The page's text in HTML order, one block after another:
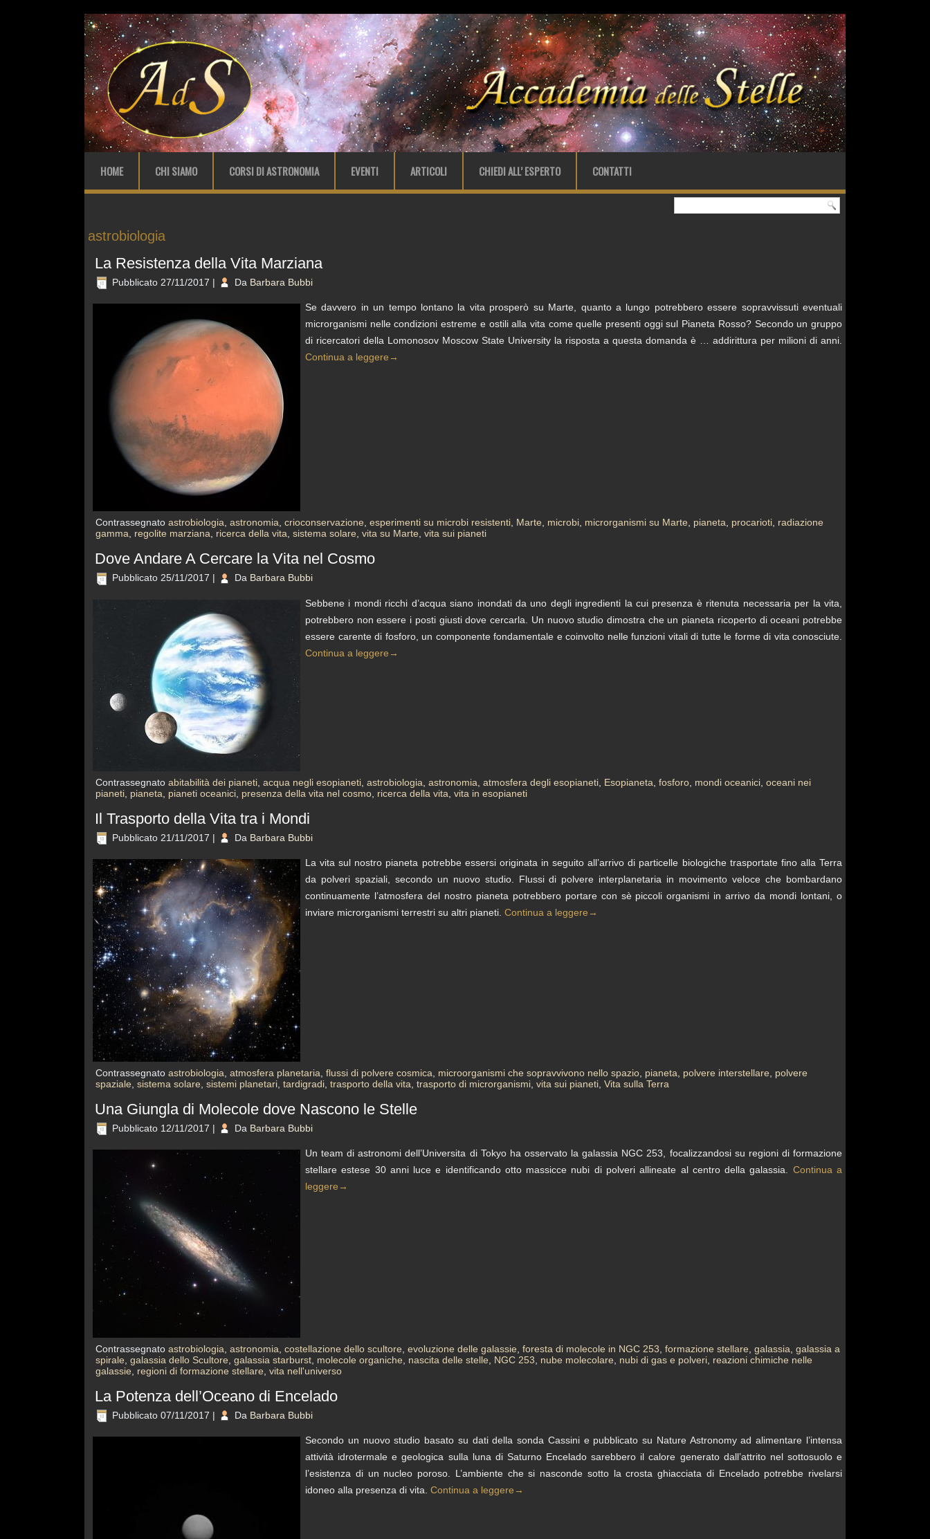
HOME CHI SIAMO CORSI DI ASTRONOMIA EVENTI ARTICOLI CHIEDI ALL’ ESPERTO CONTATTI
astrobiologia
La Resistenza della Vita Marziana
Pubblicato 27/11/2017 | Da Barbara Bubbi
Se davvero in un tempo lontano la vita prosperò su Marte, quanto a lungo potrebbero essere sopravvissuti eventuali
microrganismi nelle condizioni estreme e ostili alla vita come quelle presenti oggi sul Pianeta Rosso? Secondo un gruppo
di ricercatori della Lomonosov Moscow State University la risposta a questa domanda è … addirittura per milioni di anni.
Continua a leggere →
Contrassegnato astrobiologia, astronomia, crioconservazione, esperimenti su microbi resistenti, Marte, microbi, microrganismi su Marte, pianeta, procarioti, radiazione
gamma, regolite marziana, ricerca della vita, sistema solare, vita su Marte, vita sui pianeti
Dove Andare A Cercare la Vita nel Cosmo
Pubblicato 25/11/2017 | Da Barbara Bubbi
Sebbene i mondi ricchi d’acqua siano inondati da uno degli ingredienti la cui presenza è ritenuta necessaria per la vita,
potrebbero non essere i posti giusti dove cercarla. Un nuovo studio dimostra che un pianeta ricoperto di oceani potrebbe
essere carente di fosforo, un componente fondamentale e coinvolto nelle funzioni vitali di tutte le forme di vita conosciute.
Continua a leggere →
Contrassegnato abitabilità dei pianeti acqua negli esopianeti astrobiologia astronomia atmosfera degli esopianeti Esopianeta fosforo mondi oceanici oceani nei
pianeti pianeta pianeti oceanici presenza della vita nel cosmo ricerca della vita vita in esopianeti
Il Trasporto della Vita tra i Mondi
Pubblicato 21/11/2017 | Da Barbara Bubbi
La vita sul nostro pianeta potrebbe essersi originata in seguito all’arrivo di particelle biologiche trasportate fino alla Terra
da polveri spaziali, secondo un nuovo studio. Flussi di polvere interplanetaria in movimento veloce che bombardano
continuamente l’atmosfera del nostro pianeta potrebbero portare con sè piccoli organismi in arrivo da mondi lontani, o
inviare microrganismi terrestri su altri pianeti. Continua a leggere →
Contrassegnato astrobiologia atmosfera planetaria flussi di polvere cosmica microorganismi che sopravvivono nello spazio pianeta polvere interstellare
polvere
spaziale sistema solare sistemi planetari tardigradi trasporto della vita trasporto di microrganismi vita sui pianeti Vita sulla Terra
Una Giungla di Molecole dove Nascono le Stelle
Pubblicato 12/11/2017 | Da Barbara Bubbi
Un team di astronomi dell’Universita di Tokyo ha osservato la galassia NGC 253, focalizzandosi su regioni di formazione
stellare estese 30 anni luce e identificando otto massicce nubi di polveri allineate al centro della galassia. Continua a
leggere →
Contrassegnato astrobiologia astronomia costellazione dello scultore evoluzione delle galassie foresta di molecole in NGC 253 formazione stellare galassia galassia a
spirale galassia dello Scultore galassia starburst molecole organiche nascita delle stelle NGC 253 nube molecolare nubi di gas e polveri reazioni chimiche nelle
galassie
regioni di formazione stellare vita nell'universo
La Potenza dell’Oceano di Encelado
Pubblicato 07/11/2017 | Da Barbara Bubbi
Secondo un nuovo studio basato su dati della sonda Cassini e pubblicato su Nature Astronomy ad alimentare l’intensa
attività idrotermale e geologica sulla luna di Saturno Encelado sarebbero il calore generato dall’attrito nel sottosuolo e
l’esistenza di un nucleo poroso. L’ambiente che si nasconde sotto la crosta ghiacciata di Encelado potrebbe rivelarsi
idoneo alla presenza di vita. Continua a leggere →